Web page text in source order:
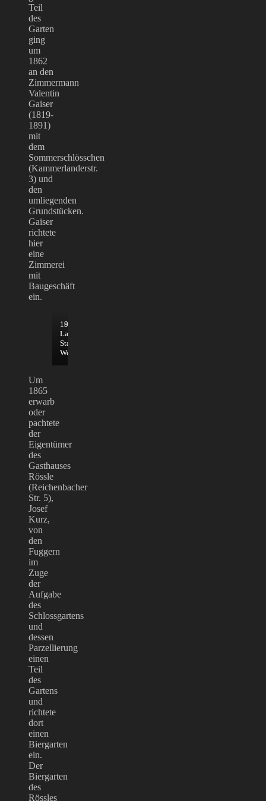
Teil
des
Garten
ging
um
1862
an den
Zimmermann
Valentin
Gaiser
(1819-
1891)
mit
dem
Sommerschlösschen
(Kammerlanderstr.
3) und
den
umliegenden
Grundstücken.
Gaiser
richtete
hier
eine
Zimmerei
mit
Baugeschäft
ein.
1827
Lageplan;
Stadtarchiv
Weißenhorn
1909,
Lageplan;
Stadtarchiv
Weißenhorn
Um
1865
erwarb
oder
pachtete
der
Eigentümer
des
Gasthauses
Rössle
(Reichenbacher
Str. 5),
Josef
Kurz,
von
den
Fuggern
im
Zuge
der
Aufgabe
des
Schlossgartens
und
dessen
Parzellierung
einen
Teil
des
Gartens
und
richtete
dort
einen
Biergarten
ein.
Der
Biergarten
des
Rössles